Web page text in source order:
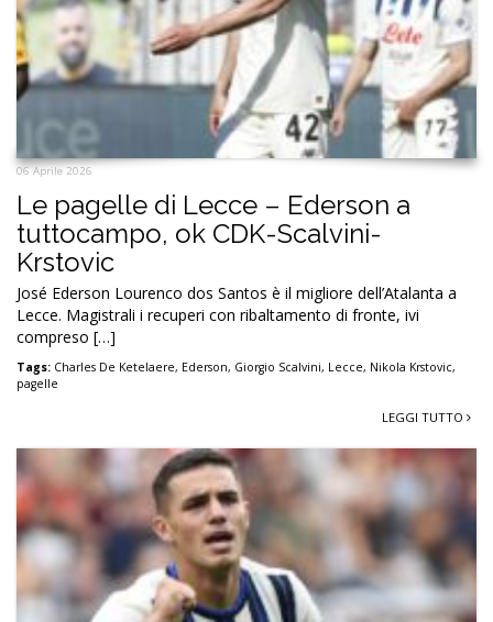
06 Aprile 2026
Le pagelle di Lecce – Ederson a
tuttocampo, ok CDK-Scalvini-
Krstovic
José Ederson Lourenco dos Santos è il migliore dell’Atalanta a
Lecce. Magistrali i recuperi con ribaltamento di fronte, ivi
compreso […]
Tags: Charles De Ketelaere, Ederson, Giorgio Scalvini, Lecce, Nikola Krstovic,
pagelle
LEGGI TUTTO